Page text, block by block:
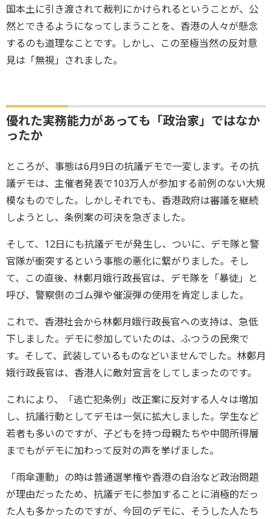
国本土に引き渡されて裁判にかけられるということが、公
然とできるようになってしまうことを、香港の人々が懸念
するのも道理なことです。しかし、この至極当然の反対意
見は「無視」されました。
優れた実務能力があっても「政治家」ではなか
ったか
ところが、事態は6月9日の抗議デモで一変します。その抗
議デモは、主催者発表で103万人が参加する前例のない大規
模なものでした。しかしそれでも、香港政府は審議を継続
しようとし、条例案の可決を急ぎました。
そして、12日にも抗議デモが発生し、ついに、デモ隊と警
官隊が衝突するという事態の悪化に繋がりました。そし
て、この直後、林鄭月娥行政長官は、デモ隊を「暴徒」と
呼び、警察側のゴム弾や催涙弾の使用を肯定しました。
これで、香港社会から林鄭月娥行政長官への支持は、急低
下しました。デモに参加していたのは、ふつうの民衆で
す。そして、武装しているものなどいませんでした。林鄭月
娥行政長官は、香港人に敵対宣言をしてしまったのです。
これにより、「逃亡犯条例」改正案に反対する人々は増加
し、抗議行動としてデモは一気に拡大しました。学生など
若者も多いのですが、子どもを持つ母親たちや中間所得層
までもがデモに加わって反対の声を挙げました。
「雨傘運動」の時は普通選挙権や香港の自治など政治問題
が理由だったため、抗議デモに参加することに消極的だっ
た人も多かったのですが、今回のデモに、そうした人たち